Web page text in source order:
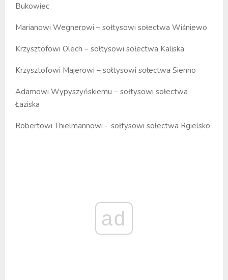
Bukowiec
Marianowi Wegnerowi – sołtysowi sołectwa Wiśniewo
Krzysztofowi Olech – sołtysowi sołectwa Kaliska
Krzysztofowi Majerowi – sołtysowi sołectwa Sienno
Adamowi Wypyszyńskiemu – sołtysowi sołectwa
Łaziska
Robertowi Thielmannowi – sołtysowi sołectwa Rgielsko
ad